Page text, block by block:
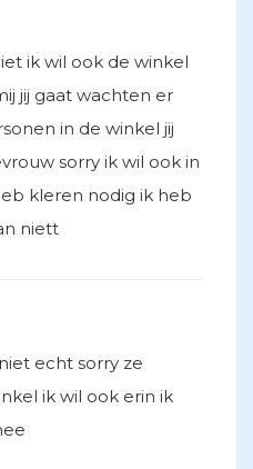
ik wil ook de winkel
jij gaat wachten er
in de winkel jij
sorry ik wil ook in
kleren nodig ik heb
niett
echt sorry ze
ik wil ook erin ik